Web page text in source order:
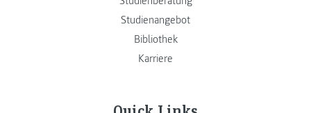
Studienangebot
Bibliothek
Karriere